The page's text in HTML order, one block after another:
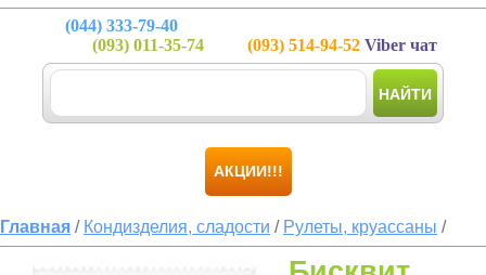
(044) 333-79-40
(093) 011-35-74 (093) 514-94-52 Viber чат
НАЙТИ
АКЦИИ!!!
Главная / Кондизделия, сладости / Рулеты, круассаны /